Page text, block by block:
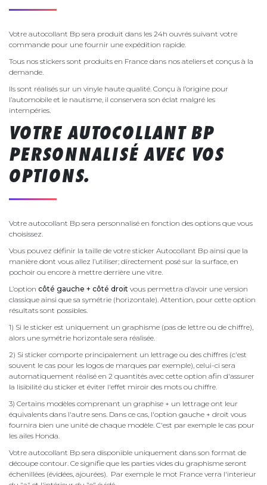
Votre autocollant Bp sera produit dans les 24h ouvrés suivant votre
commande pour une fournir une expédition rapide.
Tous nos stickers sont produits en France dans nos ateliers et conçus à la
demande.
Ils sont réalisés sur un vinyle haute qualité. Conçu à l’origine pour
l’automobile et le nautisme, il conservera son éclat malgré les
intempéries.
VOTRE AUTOCOLLANT BP
PERSONNALISÉ AVEC VOS
OPTIONS.
Votre autocollant Bp sera personnalisé en fonction des options que vous
choisissez.
Vous pouvez définir la taille de votre sticker Autocollant Bp ainsi que la
manière dont vous allez l’utiliser; directement posé sur la surface, en
pochoir ou encore à mettre derrière une vitre.
L’option côté gauche + côté droit vous permettra d’avoir une version
classique ainsi que sa symétrie (horizontale). Attention, pour cette option
résultats sont possibles.
1) Si le sticker est uniquement un graphisme (pas de lettre ou de chiffre),
alors une symétrie horizontale sera réalisée.
2) Si sticker comporte principalement un lettrage ou des chiffres (c'est
souvent le cas pour les logos de marques par exemple), celui-ci sera
automatiquement réalisé en 2 quantités avec cette option afin d'assurer
la lisibilité du sticker et éviter l'effet miroir des mots ou chiffre.
3) Certains modèles comprenant un graphise + un lettrage ont leur
équivalents dans l'autre sens. Dans ce cas, l'option gauche + droit vous
fournira bien une unité de chaque modèle. C'est par exemple le cas pour
les ailes Honda.
Votre autocollant Bp sera disponible uniquement dans son format de
découpe contour. Ce signifie que les parties vides du graphisme seront
échenillées (évidées, ajourées). Par exemple le mot France verra l'interieur